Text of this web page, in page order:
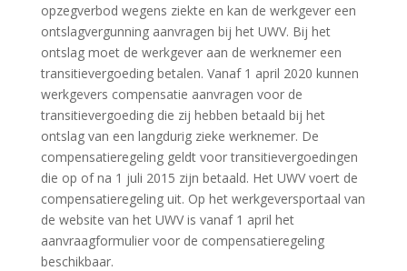
opzegverbod wegens ziekte en kan de werkgever een
ontslagvergunning aanvragen bij het UWV. Bij het
ontslag moet de werkgever aan de werknemer een
transitievergoeding betalen. Vanaf 1 april 2020 kunnen
werkgevers compensatie aanvragen voor de
transitievergoeding die zij hebben betaald bij het
ontslag van een langdurig zieke werknemer. De
compensatieregeling geldt voor transitievergoedingen
die op of na 1 juli 2015 zijn betaald. Het UWV voert de
compensatieregeling uit. Op het werkgeversportaal van
de website van het UWV is vanaf 1 april het
aanvraagformulier voor de compensatieregeling
beschikbaar.